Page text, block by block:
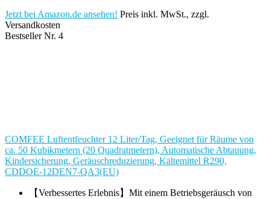
Jetzt bei Amazon.de ansehen! Preis inkl. MwSt., zzgl.
Versandkosten
Bestseller Nr. 4
COMFEE Luftentfeuchter 12 Liter/Tag, Geeignet für Räume von
ca. 50 Kubikmetern (20 Quadratmetern), Automatische Abtauung,
Kindersicherung, Geräuschreduzierung, Kältemittel R290,
CDDOE-12DEN7-QA3(EU)
【Verbessertes Erlebnis】Mit einem Betriebsgeräusch von